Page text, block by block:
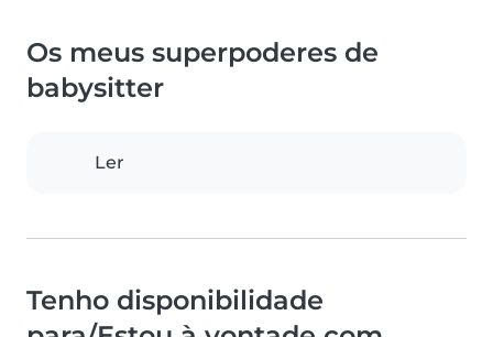
Os meus superpoderes de
babysitter
Ler
Tenho disponibilidade